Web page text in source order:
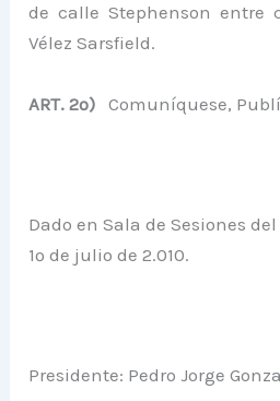
de calle Stephenson entre
Vélez Sarsfield.
ART. 2º) Comuníquese,
Dado en Sala de Sesiones
1º de julio de 2.010.
Presidente: Pedro Jorge